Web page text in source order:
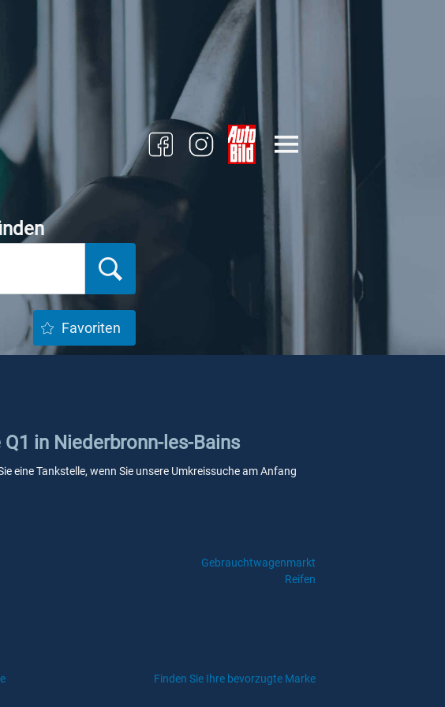
Favoriten
in Niederbronn-les-Bains
eine Tankstelle, wenn Sie unsere Umkreissuche am Anfang
Gebrauchtwagenmarkt
Reifen
Finden Sie Ihre bevorzugte Marke